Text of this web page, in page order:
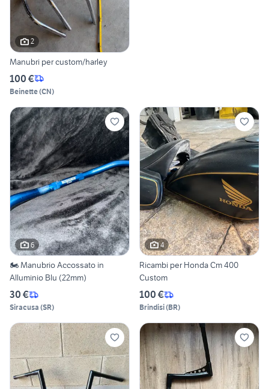
2
Manubri per custom/harley
100 €
Beinette(CN)
6
🏍️ Manubrio Accossato in
Alluminio Blu (22mm)
30 €
Siracusa (SR)
4
Ricambi per Honda Cm 400
Custom
100 €
Brindisi(BR)